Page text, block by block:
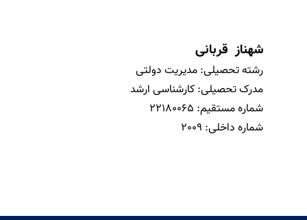
شهناز قربانی
رشته تحصیلی: مدیریت دولتی
مدرک تحصیلی: کارشناسی ارشد
شماره مستقیم: 22180065
شماره داخلی: 2009